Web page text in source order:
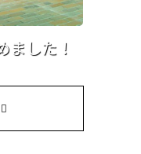
ました！